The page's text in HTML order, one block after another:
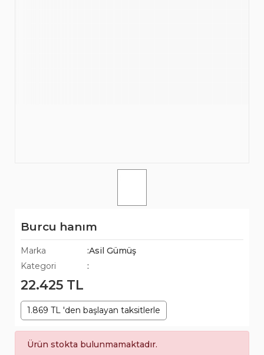
Burcu hanım
Marka
:Asil Gümüş
Kategori
:
22.425 TL
1.869 TL 'den başlayan taksitlerle
Ürün stokta bulunmamaktadır.